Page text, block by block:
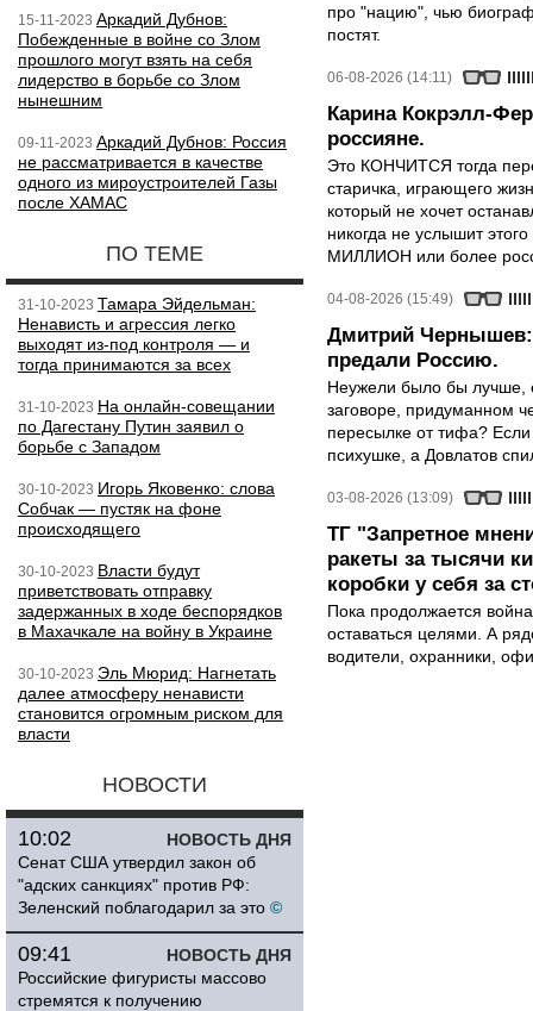
15-11-2023 Аркадий Дубнов:
Побежденные в войне со Злом
прошлого могут взять на себя
лидерство в борьбе со Злом
нынешним
09-11-2023 Аркадий Дубнов: Россия
не рассматривается в качестве
одного из мироустроителей Газы
после ХАМАС
ПО ТЕМЕ
31-10-2023 Тамара Эйдельман:
Ненависть и агрессия легко
выходят из-под контроля — и
тогда принимаются за всех
31-10-2023 На онлайн-совещании
по Дагестану Путин заявил о
борьбе с Западом
30-10-2023 Игорь Яковенко: слова
Собчак — пустяк на фоне
происходящего
30-10-2023 Власти будут
приветствовать отправку
задержанных в ходе беспорядков
в Махачкале на войну в Украине
30-10-2023 Эль Мюрид: Нагнетать
далее атмосферу ненависти
становится огромным риском для
власти
НОВОСТИ
НОВОСТЬ ДНЯ
10:02
Сенат США утвердил закон об
"адских санкциях" против РФ:
Зеленский поблагодарил за это ©
НОВОСТЬ ДНЯ
09:41
Российские фигуристы массово
стремятся к получению
про "нацию", чью
постят.
06-08-2026 (14:11)
Карина Кокрэлл-
россияне.
Это КОНЧИТСЯ тогда
старичка, играющего
который не хочет
никогда не услышит
МИЛЛИОН или более
04-08-2026 (15:49)
Дмитрий Чернышев:
предали Россию.
Неужели было бы лучше,
заговоре, придуманном
пересылке от тифа?
психушке, а Довлатов
03-08-2026 (13:09)
ТГ "Запретное
ракеты за тысячи
коробки у себя за
Пока продолжается
оставаться целями. А
водители, охранники,